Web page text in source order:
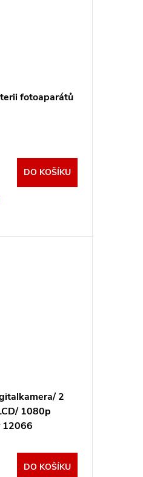
fotoaparátů
DO KOŠÍKU
2
1080p
12066
DO KOŠÍKU